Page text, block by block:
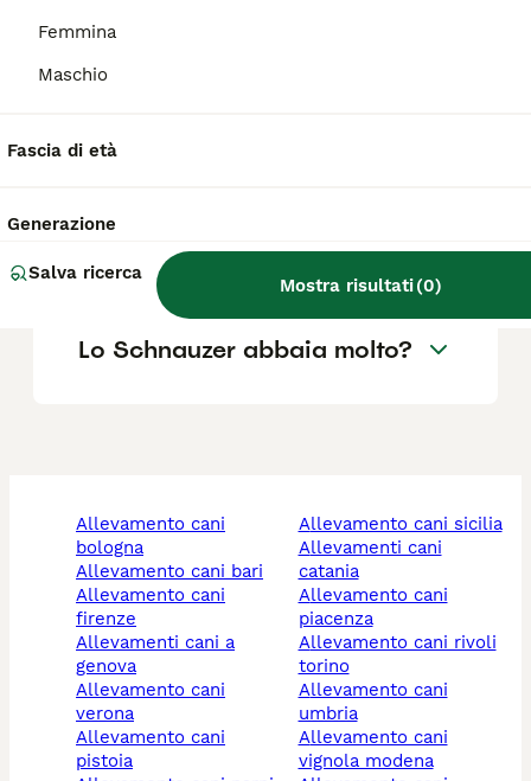
Femmina
Maschio
Fascia di età
Generazione
Salva ricerca
Mostra risultati(0)
problemi alla vista e ipotiroidismo.
poliziotto adatto?
Quanto costa un cucciolo di
Schnauzer?
Lo Schnauzer abbaia molto?
allevamento cani
bologna
allevamento cani bari
allevamento cani
firenze
allevamenti cani a
genova
allevamento cani
verona
allevamento cani
pistoia
allevamento cani sicilia
allevamenti cani
catania
allevamento cani
piacenza
allevamento cani rivoli
torino
allevamento cani
umbria
allevamento cani
vignola modena